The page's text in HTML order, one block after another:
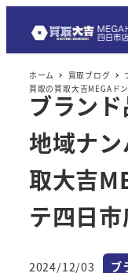
ホーム 買取ブログ
買取の買取大吉MEGAド
ブラン
地域ナ
取大吉
テ四日市
2024/12/03 カ
ブ